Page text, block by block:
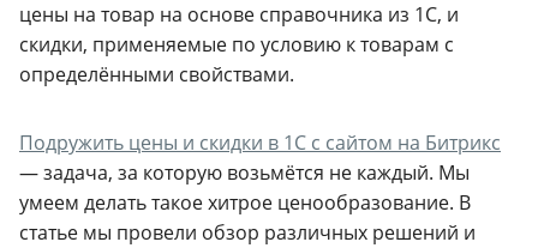
цены на товар на основе справочника из 1С, и
скидки, применяемые по условию к товарам с
определёнными свойствами.
Подружить цены и скидки в 1С с сайтом на Битрикс
— задача, за которую возьмётся не каждый. Мы
умеем делать такое хитрое ценообразование. В
статье мы провели обзор различных решений и